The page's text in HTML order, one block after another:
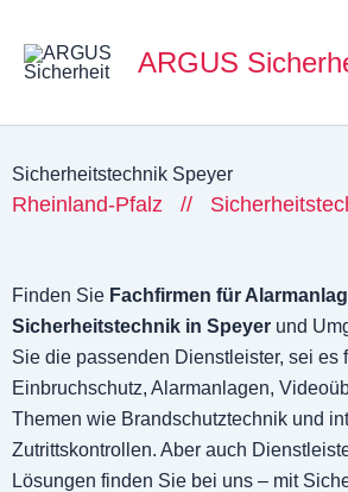
Inhalt
springen
ARGUS
Sicherheitstechnik Speyer
Rheinland-Pfalz //
Finden Sie Fachfirmen für
Sicherheitstechnik in Speyer und
Sie die passenden Dienstleister, sei es
Einbruchschutz, Alarmanlagen,
Themen wie Brandschutztechnik und
Zutrittskontrollen. Aber auch
Lösungen finden Sie bei uns – mit